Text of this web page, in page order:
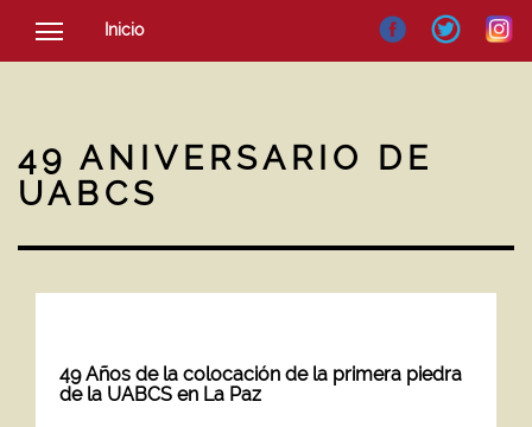
Inicio
SOCIEDAD
NOTICIAS
49 ANIVERSARIO DE
UABCS
49 Años de la colocación de la primera piedra
de la UABCS en La Paz